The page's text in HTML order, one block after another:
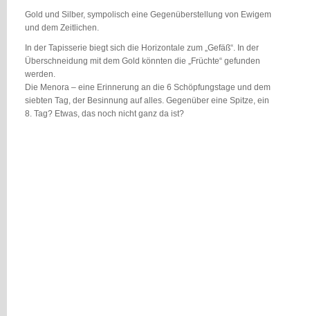
Gold und Silber, sympolisch eine Gegenüberstellung von Ewigem
und dem Zeitlichen.
In der Tapisserie biegt sich die Horizontale zum „Gefäß“. In der
Überschneidung mit dem Gold könnten die „Früchte“ gefunden
werden.
Die Menora – eine Erinnerung an die 6 Schöpfungstage und dem
siebten Tag, der Besinnung auf alles. Gegenüber eine Spitze, ein
8. Tag? Etwas, das noch nicht ganz da ist?